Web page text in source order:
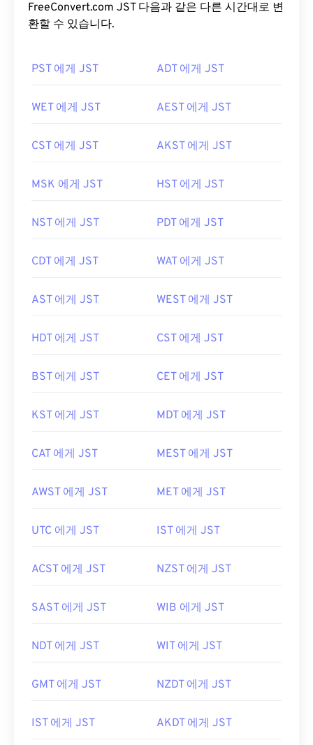
FreeConvert.com JST 다음과 같은 다른 시간대로 변
환할 수 있습니다.
PST 에게 JST ADT 에게 JST
WET 에게 JST AEST 에게 JST
CST 에게 JST AKST 에게 JST
MSK 에게 JST HST 에게 JST
NST 에게 JST PDT 에게 JST
CDT 에게 JST WAT 에게 JST
AST 에게 JST WEST 에게 JST
HDT 에게 JST CST 에게 JST
BST 에게 JST CET 에게 JST
KST 에게 JST MDT 에게 JST
CAT 에게 JST MEST 에게 JST
AWST 에게 JST MET 에게 JST
UTC 에게 JST IST 에게 JST
ACST 에게 JST NZST 에게 JST
SAST 에게 JST WIB 에게 JST
NDT 에게 JST WIT 에게 JST
GMT 에게 JST NZDT 에게 JST
IST 에게 JST AKDT 에게 JST